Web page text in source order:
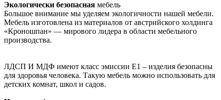
Экологически безопасная мебель
Большое внимание мы уделяем экологичности нашей мебели.
Мебель изготовлена из материалов от австрийского холдинга
«Кроношпан» — мирового лидера в области мебельного
производства.
ЛДСП И МДФ имеют класс эмиссии Е1 – изделия безопасны
для здоровья человека. Такую мебель можно использовать для
детских комнат, школ и садов.